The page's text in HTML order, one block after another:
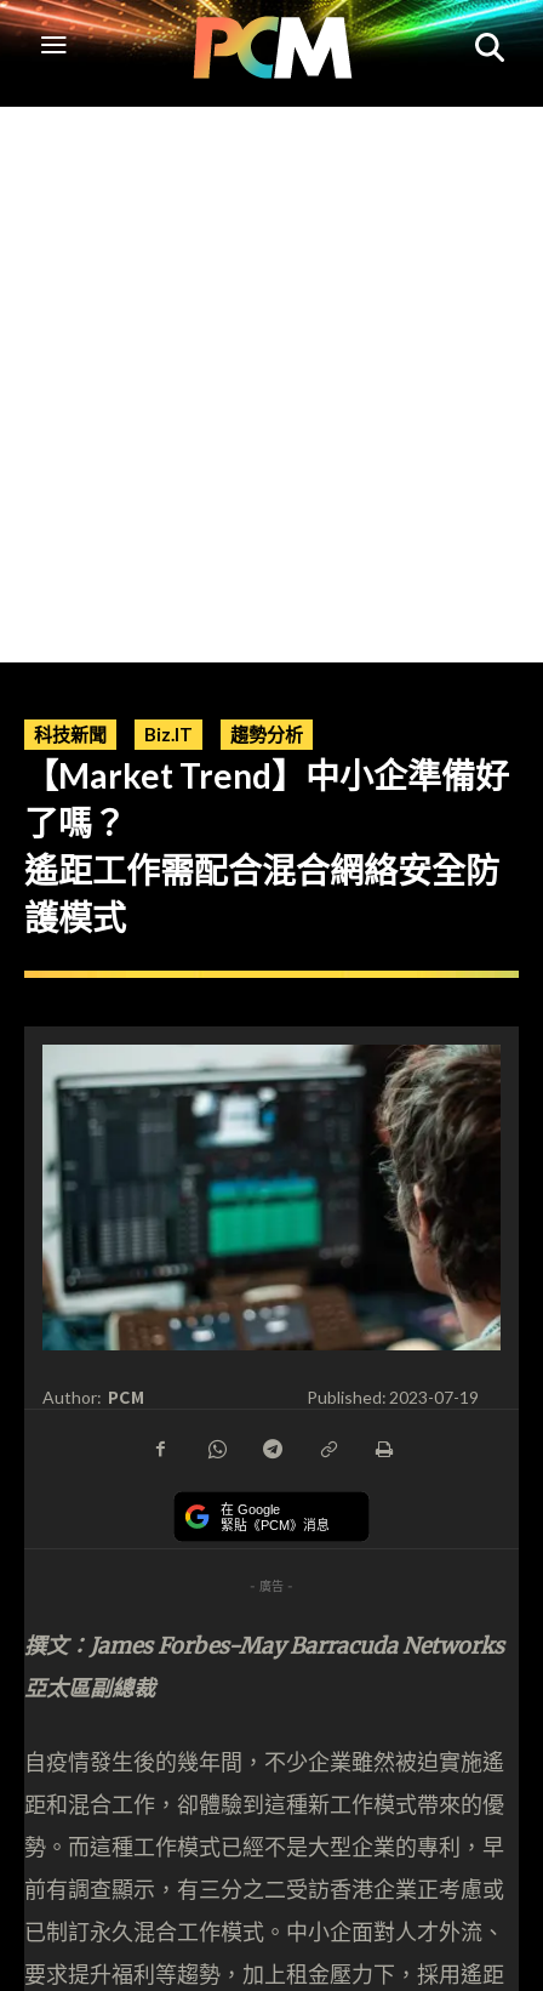
科技新聞 Biz.IT 趨勢分析
【Market Trend】中小企準備好
了嗎？
遙距工作需配合混合網絡安全防
護模式
Author: PCM Published:2023-07-19
在 Google
緊貼《PCM》消息
- 廣告 -
撰文：James Forbes-May Barracuda Networks
亞太區副總裁
自疫情發生後的幾年間，不少企業雖然被迫實施遙
距和混合工作，卻體驗到這種新工作模式帶來的優
勢。而這種工作模式已經不是大型企業的專利，早
前有調查顯示，有三分之二受訪香港企業正考慮或
已制訂永久混合工作模式。中小企面對人才外流、
要求提升福利等趨勢，加上租金壓力下，採用遙距